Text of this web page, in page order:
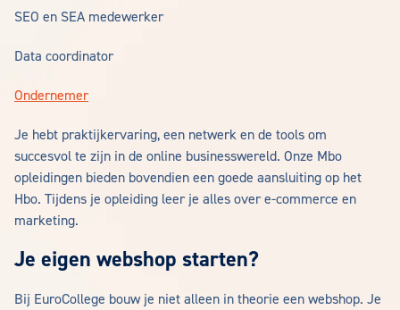
SEO en SEA medewerker
Data coordinator
Ondernemer
Je hebt praktijkervaring, een netwerk en de tools om
succesvol te zijn in de online businesswereld. Onze Mbo
opleidingen bieden bovendien een goede aansluiting op het
Hbo. Tijdens je opleiding leer je alles over e-commerce en
marketing.
Je eigen webshop starten?
Bij EuroCollege bouw je niet alleen in theorie een webshop. Je